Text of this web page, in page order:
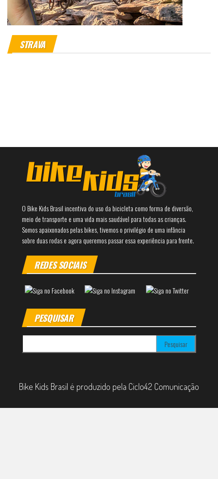
STRAVA
O Bike Kids Brasil incentiva do uso da bicicleta como forma de diversão,
meio de transporte e uma vida mais saudável para todas as crianças.
Somos apaixonados pelas bikes, tivemos o privilégio de uma infância
sobre duas rodas e agora queremos passar essa experiência para frente.
REDES SOCIAIS
PESQUISAR
Bike Kids Brasil é produzido pela Ciclo42 Comunicação